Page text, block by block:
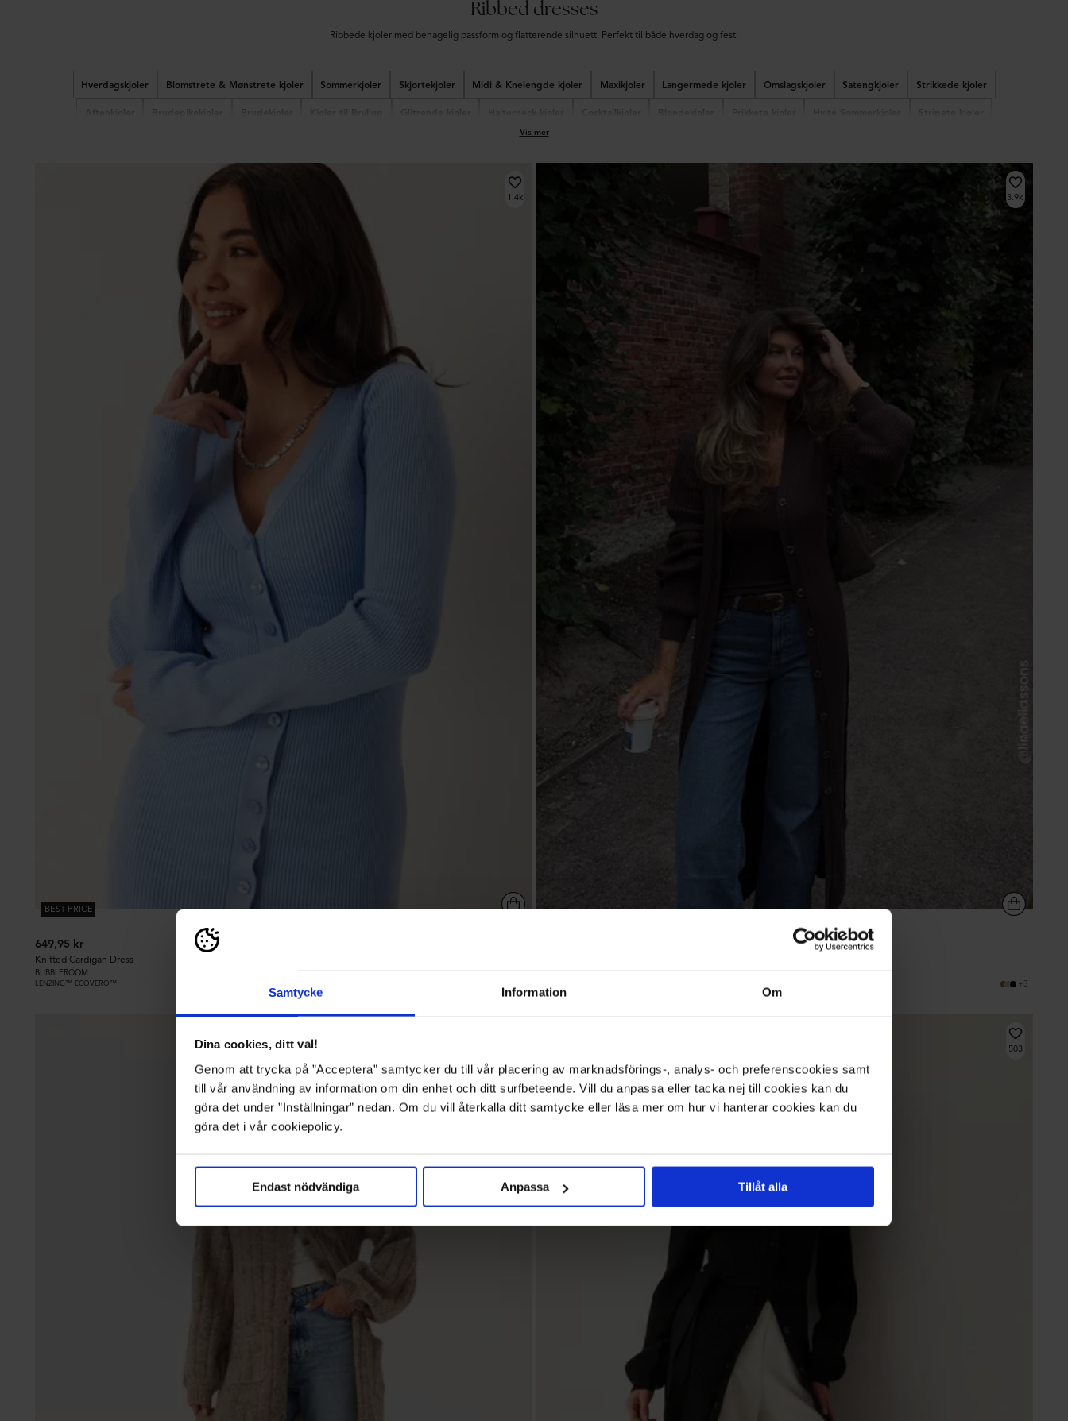
Samtycke Information Om
Dina cookies, ditt val!
Genom att trycka på ”Acceptera” samtycker du till vår placering av marknadsförings-, analys- och preferenscookies samt
till vår användning av information om din enhet och ditt surfbeteende. Vill du anpassa eller tacka nej till cookies kan du
göra det under ”Inställningar” nedan. Om du vill återkalla ditt samtycke eller läsa mer om hur vi hanterar cookies kan du
göra det i vår cookiepolicy.
Endast nödvändiga Anpassa Tillåt alla
Ribbed dresses
Ribbede kjoler med behagelig passform og flatterende silhuett. Perfekt til både hverdag og fest.
Hverdagskjoler Blomstrete & Mønstrete kjoler Sommerkjoler Skjortekjoler Midi & Knelengde kjoler Maxikjoler Langermede kjoler Omslagskjoler Satengkjoler Strikkede kjoler
Aftenkjoler Brudepikekjoler Brudekjoler Kjoler til Bryllup Glitrende kjoler Halterneck-kjoler Cocktailkjoler Blondekjoler Prikkete kjoler Hvite Sommerkjoler Stripete kjoler
Korte kjoler Festkjoler
Vis mer
1.4k
BEST PRICE
649,95 kr
Knitted Cardigan Dress
BUBBLEROOM
LENZING™ ECOVERO™
3.9k
BUBBLEROOM
+3
503